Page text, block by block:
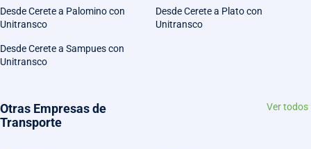
Desde Cerete a Palomino con
Unitransco
Desde Cerete a Plato con
Unitransco
Desde Cerete a Sampues con
Unitransco
Otras Empresas de
Transporte
Ver todos